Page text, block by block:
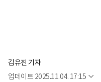
김유진 기자
업데이트 2025.11.04. 17:15